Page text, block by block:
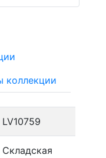
коллекции
LV10759
Складская